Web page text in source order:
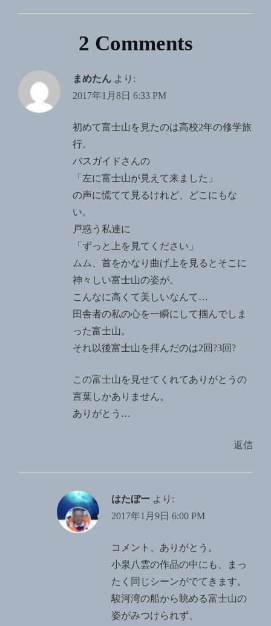
ン
2 Comments
まめたん より:
2017年1月8日 6:33 PM
初めて富士山を見たのは高校2年の修学旅
行。
バスガイドさんの
「左に富士山が見えて来ました」
の声に慌てて見るけれど、どこにもな
い。
戸惑う私達に
「ずっと上を見てください」
ムム、首をかなり曲げ上を見るとそこに
神々しい富士山の姿が。
こんなに高くて美しいなんて…
田舎者の私の心を一瞬にして掴んでしま
った富士山。
それ以後富士山を拝んだのは2回?3回?
この富士山を見せてくれてありがとうの
言葉しかありません。
ありがとう…
返信
はたぼー より:
2017年1月9日 6:00 PM
コメント、ありがとう。
小泉八雲の作品の中にも、まっ
たく同じシーンがでてきます。
駿河湾の船から眺める富士山の
姿がみつけられず、